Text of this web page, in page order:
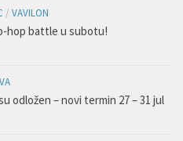
/ VAVILON
hop battle u subotu!
odložen – novi termin 27 – 31 jul